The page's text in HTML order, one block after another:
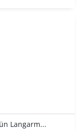
Langarm...